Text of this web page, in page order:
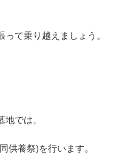
て乗り越えましょう。
では、
供養祭)を行います。